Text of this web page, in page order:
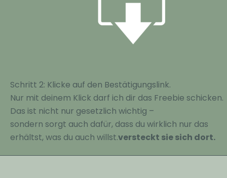
Schritt 2: Klicke auf den Bestätigungslink.
Nur mit deinem Klick darf ich dir das Freebie schicken.
Das ist nicht nur gesetzlich wichtig –
sondern sorgt auch dafür, dass du wirklich nur das
erhältst, was du auch willst.versteckt sie sich dort.